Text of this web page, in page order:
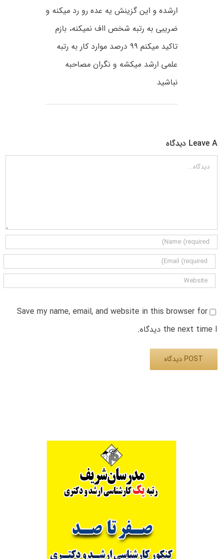
ارشده و این گزینش یه عده رو رد میکنه و
ضریبی به رتبه شخص ااف نمیکنه، بازم
تاکید میکنم ۹۹ درصد موارد کار به رتبه
علمی ارشد میکشه و نگران مصاحبه
نباشید
Leave A دیدگاه
دیدگاه
Save my name, email, and website in this browser for
the next time I دیدگاه.